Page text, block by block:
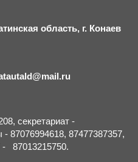
область, г. Конаев
секретариат -
87076994618, 87477387357,
- 87013215750.